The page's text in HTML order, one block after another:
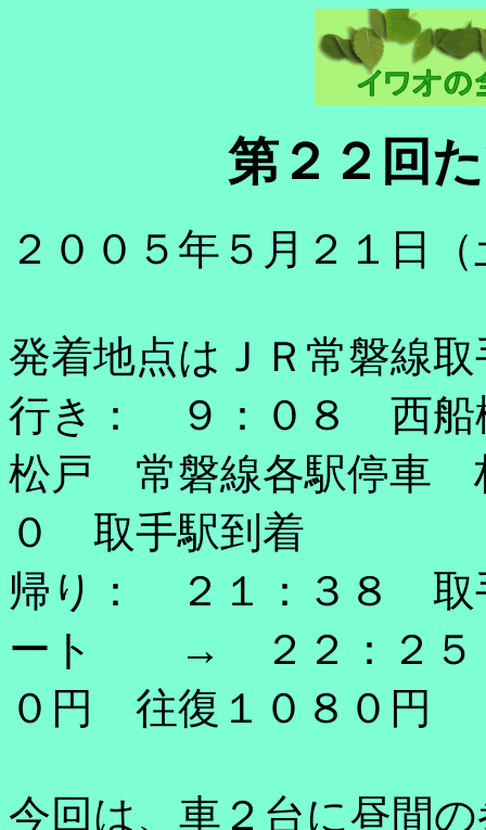
第２２回
２００５年５月２１日
発着地点はＪＲ常磐線取
行き： ９：０８ 西
松戸 常磐線各駅停
０ 取手駅到着
帰り： ２１：３８
ート → ２２：２５
０円 往復１０８０円
今回は、車２台に昼間